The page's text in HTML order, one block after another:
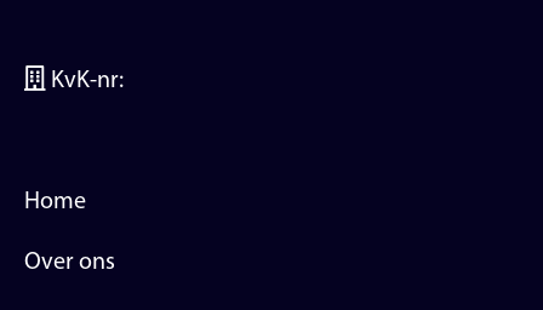
KvK-nr:
Home
Over ons